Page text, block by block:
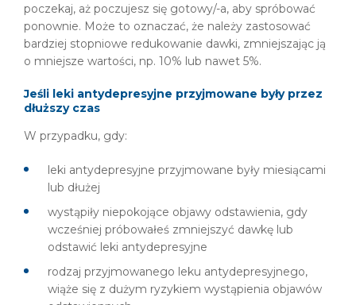
poczekaj, aż poczujesz się gotowy/-a, aby spróbować
ponownie. Może to oznaczać, że należy zastosować
bardziej stopniowe redukowanie dawki, zmniejszając ją
o mniejsze wartości, np. 10% lub nawet 5%.
Jeśli leki antydepresyjne przyjmowane były przez
dłuższy czas
W przypadku, gdy:
leki antydepresyjne przyjmowane były miesiącami
lub dłużej
wystąpiły niepokojące objawy odstawienia, gdy
wcześniej próbowałeś zmniejszyć dawkę lub
odstawić leki antydepresyjne
rodzaj przyjmowanego leku antydepresyjnego,
wiąże się z dużym ryzykiem wystąpienia objawów